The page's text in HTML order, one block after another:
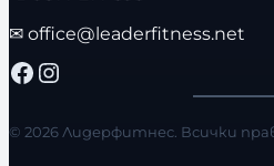
✉ office@leaderfitness.net
Facebook Instagram
© 2026 Лидерфитнес. Всички